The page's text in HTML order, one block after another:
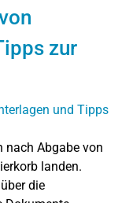
zur
nach Abgabe von
landen.
die